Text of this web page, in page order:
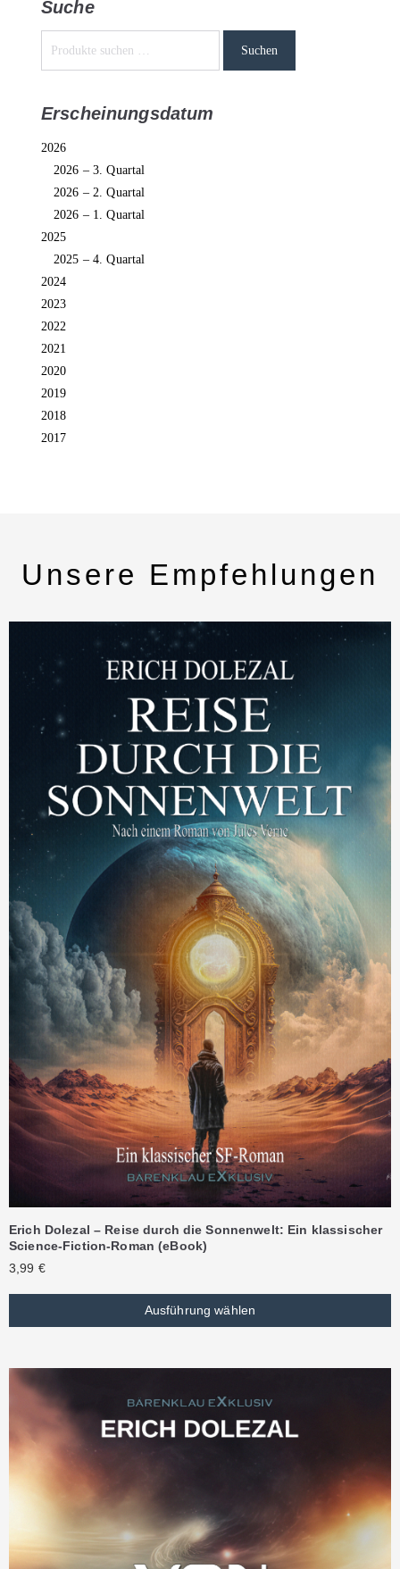
Suche
Suchen
Erscheinungsdatum
2026
2026 – 3. Quartal
2026 – 2. Quartal
2026 – 1. Quartal
2025
2025 – 4. Quartal
2024
2023
2022
2021
2020
2019
2018
2017
Unsere Empfehlungen
Erich Dolezal – Reise durch die Sonnenwelt: Ein klassischer
Science-Fiction-Roman (eBook)
3,99 €
Ausführung wählen